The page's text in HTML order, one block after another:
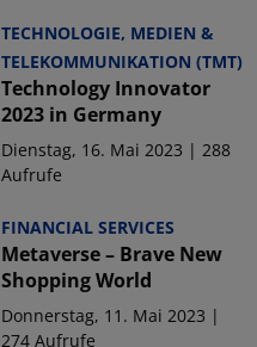
TECHNOLOGIE, MEDIEN &
TELEKOMMUNIKATION (TMT)
Technology Innovator
2023 in Germany
Dienstag, 16. Mai 2023 | 288
Aufrufe
FINANCIAL SERVICES
Metaverse – Brave New
Shopping World
Donnerstag, 11. Mai 2023 |
274 Aufrufe